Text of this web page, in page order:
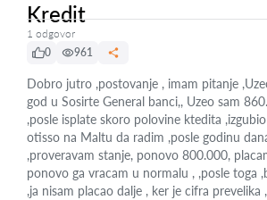
Kredit
1 odgovor
0
961
Dobro jutro ,postovanje , imam pitanje
god u Sosirte General banci,, Uzeo sam
,posle isplate skoro polovine ktedita
otisso na Maltu da radim ,posle godinu
,proveravam stanje, ponovo 800.000,
ponovo ga vracam u normalu , ,posle toga
,ja nisam placao dalje , ker je cifra prevelika